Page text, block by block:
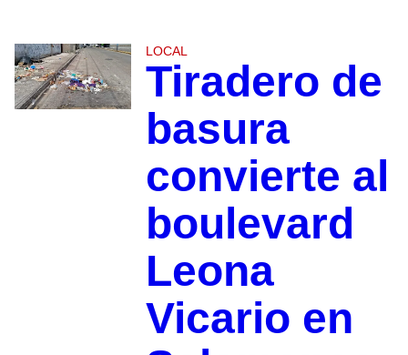
LOCAL
Tiradero de
basura
convierte al
boulevard
Leona
Vicario en